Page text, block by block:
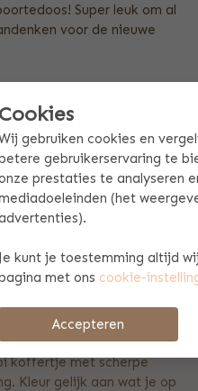
Super leuk om al
voor de nieuwe
kraamcadeau met
natuurlijk extra trots op
te geven waar de
zien dat je tijd hebt
is een kraamcadeau
zeker zullen bewaren.
2-8-2026
koffertje met scherpe
Kleur gelijk aan wat je op
Cookies
gebruiken cookies en
gebruikerservaring te
prestaties te analyseren
(het
Je kunt je toestemming altijd
met ons cookie-
Accepteren